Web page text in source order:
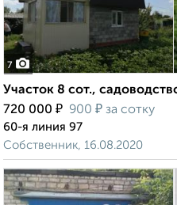
7
Участок 8 сот.,
720 000 ₽ 900 ₽ за сотку
60-я линия 97
Собственник, 16.08.2020